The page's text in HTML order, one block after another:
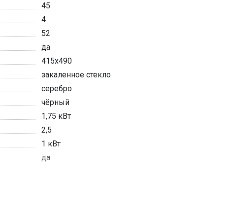
45
4
52
да
415х490
закаленное стекло
серебро
чёрный
1,75 кВт
2,5
1 кВт
да